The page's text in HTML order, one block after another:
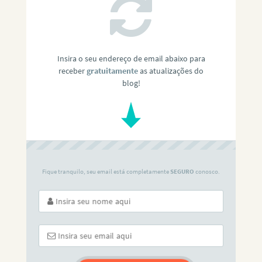
Insira o seu endereço de email abaixo para
recebergratuitamenteas atualizações do
blog!
Fique tranquilo, seu email está completamente SEGURO conosco.